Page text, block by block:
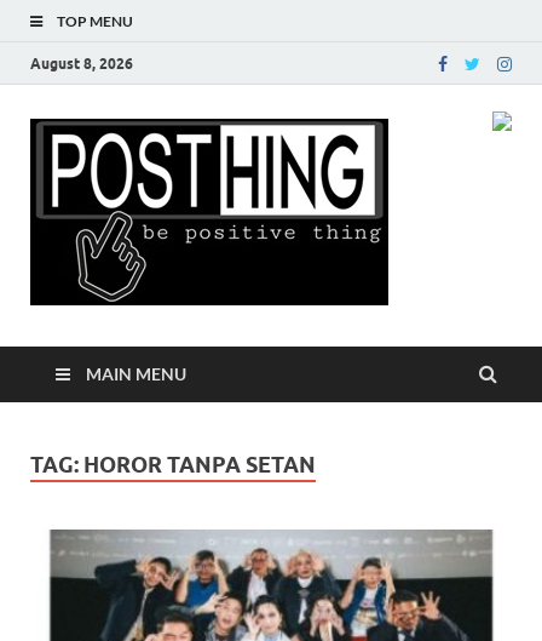
TOP MENU
August 8, 2026
MAIN MENU
TAG: HOROR TANPA SETAN